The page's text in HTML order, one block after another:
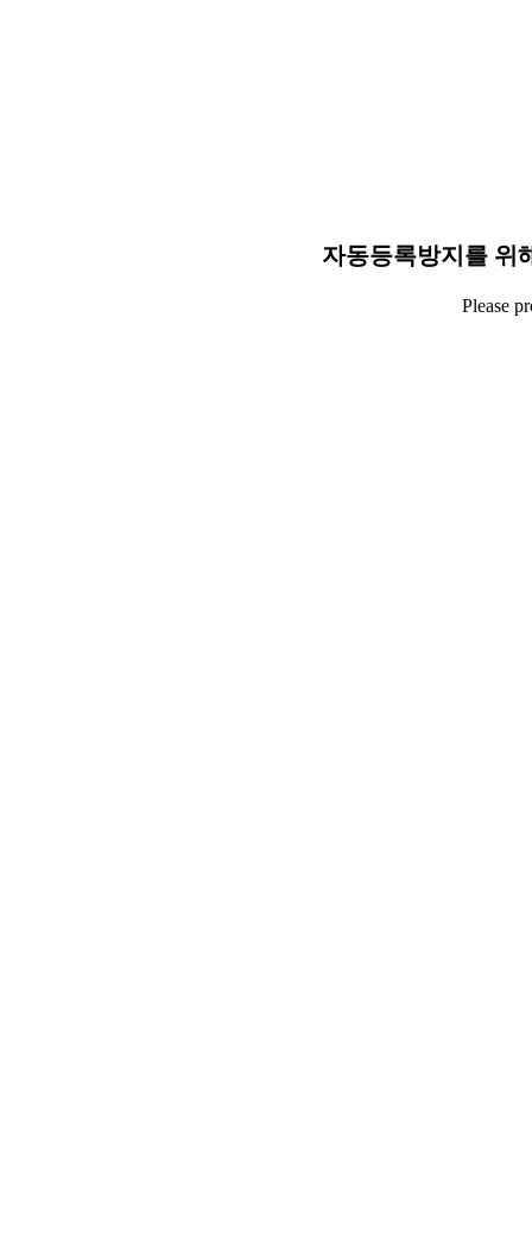
자동등록방지를 위
Please